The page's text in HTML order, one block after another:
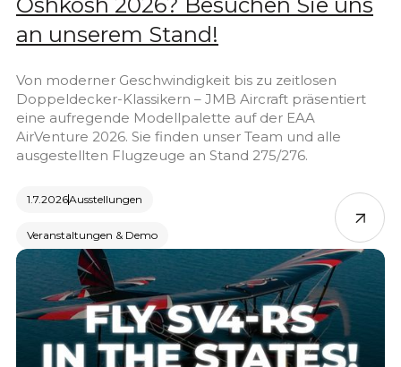
an unserem Stand!
Von moderner Geschwindigkeit bis zu zeitlosen
Doppeldecker-Klassikern – JMB Aircraft präsentiert
eine aufregende Modellpalette auf der EAA
AirVenture 2026. Sie finden unser Team und alle
ausgestellten Flugzeuge an Stand 275/276.
1.7.2026Ausstellungen
Veranstaltungen & Demo